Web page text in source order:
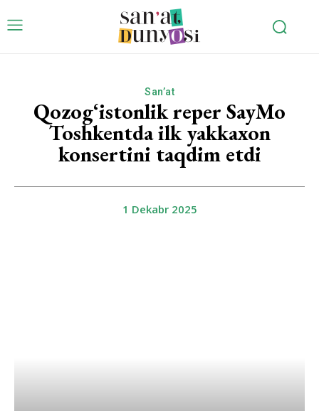
San’at
Qozog‘istonlik reper SayMo
Toshkentda ilk yakkaxon
konsertini taqdim etdi
1 Dekabr 2025